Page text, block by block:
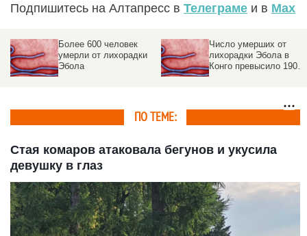
Подпишитесь на Алтапресс в Телеграме и в Max
Более 600 человек
умерли от лихорадки
Эбола
Число умерших от
лихорадки Эбола в
Конго превысило 190
ПО ТЕМЕ:
Стая комаров атаковала бегунов и укусила
девушку в глаз